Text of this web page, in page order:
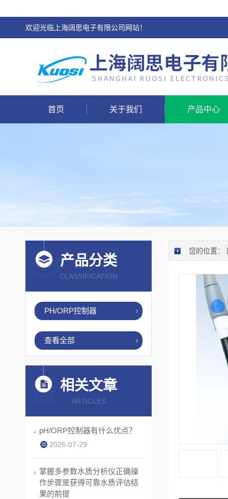
欢迎光临上海阔思电子有限公司网站！
首页 关于我们 产品中心
您的位置：
产品分类
CLASSIFICATION
PH/ORP控制器
查看全部
相关文章
ARTICLES
pH/ORP控制器有什么优点？
2026-07-29
掌握多参数水质分析仪正确操
作步骤是获得可靠水质评估结
果的前提